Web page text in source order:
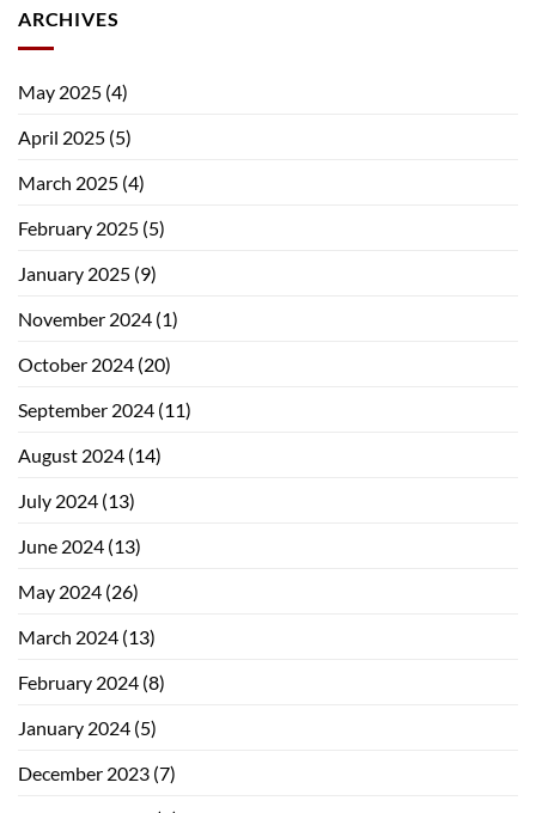
ARCHIVES
May 2025 (4)
April 2025 (5)
March 2025 (4)
February 2025 (5)
January 2025 (9)
November 2024 (1)
October 2024 (20)
September 2024 (11)
August 2024 (14)
July 2024 (13)
June 2024 (13)
May 2024 (26)
March 2024 (13)
February 2024 (8)
January 2024 (5)
December 2023 (7)